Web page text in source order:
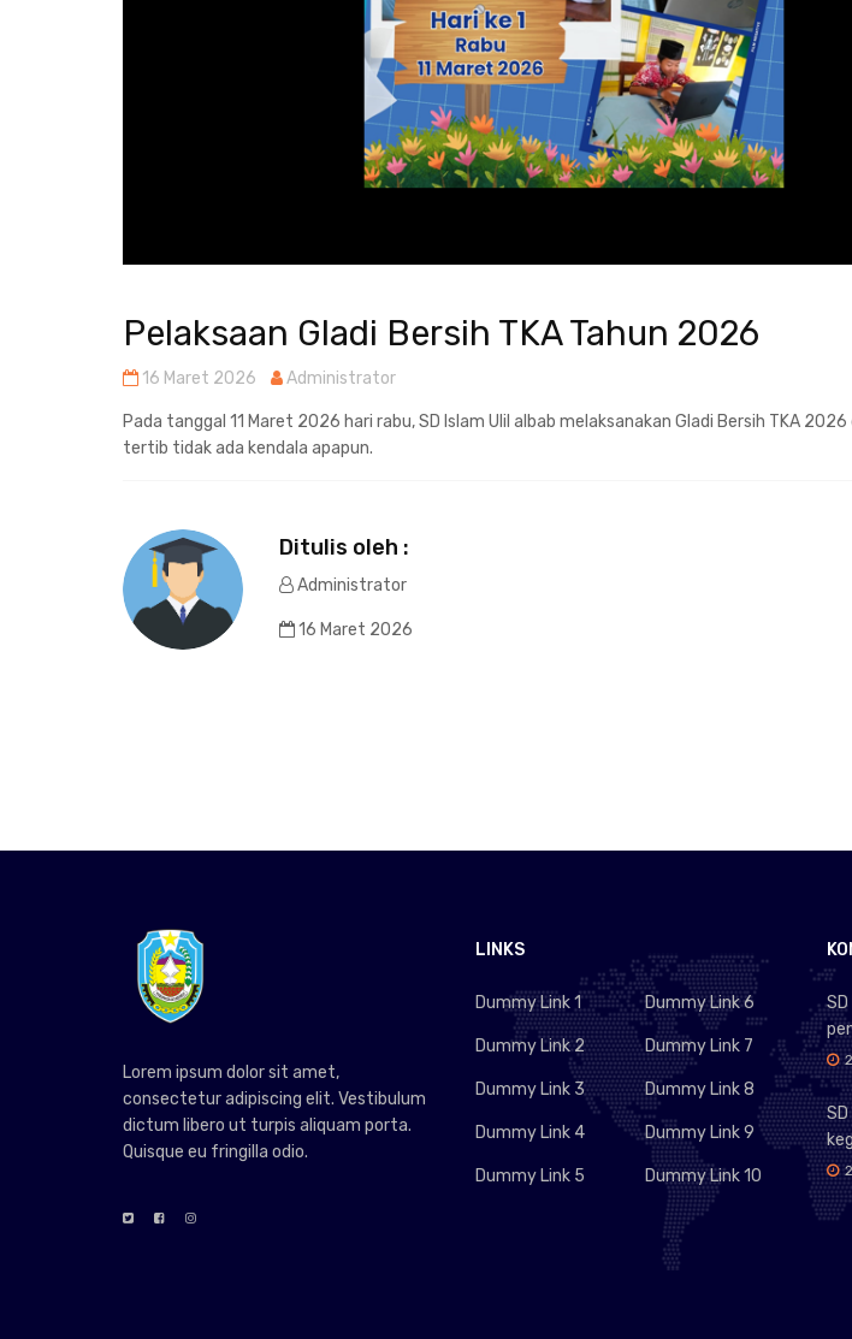
Pelaksaan Gladi Bersih TKA Tahun 2026
16 Maret 2026 Administrator
Pada tanggal 11 Maret 2026 hari rabu, SD Islam Ulil albab melaksanakan Gladi Bersih TKA
tertib tidak ada kendala apapun.
Ditulis oleh :
Administrator
16 Maret 2026
Lorem ipsum dolor sit amet,
consectetur adipiscing elit. Vestibulum
dictum libero ut turpis aliquam porta.
Quisque eu fringilla odio.
LINKS
Dummy Link 1
Dummy Link 2
Dummy Link 3
Dummy Link 4
Dummy Link 5
Dummy Link 6
Dummy Link 7
Dummy Link 8
Dummy Link 9
Dummy Link 10